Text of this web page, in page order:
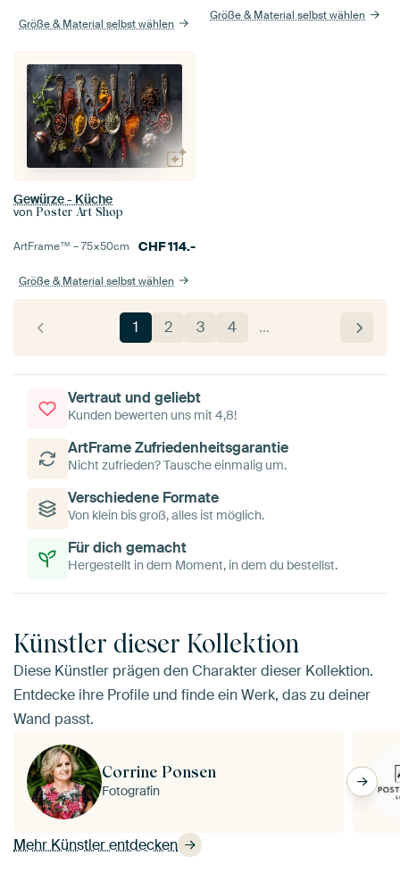
Größe & Material selbst wählen
Größe & Material selbst wählen
Gewürze - Küche
von Poster Art Shop
ArtFrame™ –75×50cm CHF114.-
Größe & Material selbst wählen
1 2 3 4 …
Vertraut und geliebt
Kunden bewerten uns mit 4,8!
ArtFrame Zufriedenheitsgarantie
Nicht zufrieden? Tausche einmalig um.
Verschiedene Formate
Von klein bis groß, alles ist möglich.
Für dich gemacht
Hergestellt in dem Moment, in dem du bestellst.
Künstler dieser Kollektion
Diese Künstler prägen den Charakter dieser Kollektion.
Entdecke ihre Profile und finde ein Werk, das zu deiner
Wand passt.
Mehr Künstler entdecken
Corrine Ponsen
Fotografin